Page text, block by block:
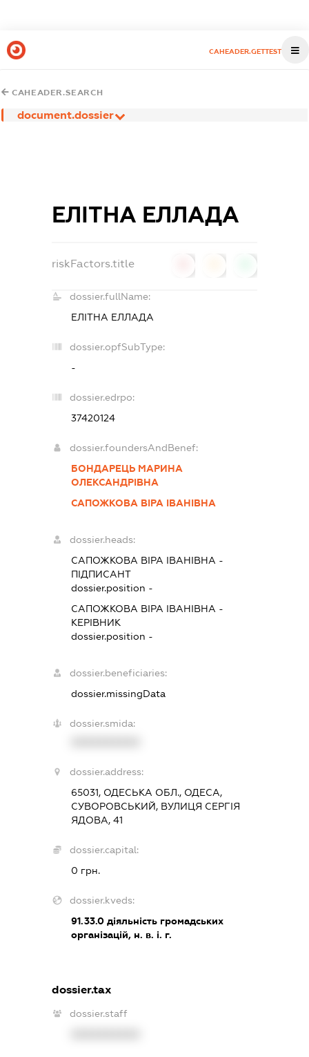
CAHEADER.GETTEST
CAHEADER.SEARCH
document.dossier
ЕЛІТНА ЕЛЛАДА
riskFactors.title
dossier.fullName:
ЕЛІТНА ЕЛЛАДА
dossier.opfSubType:
-
dossier.edrpo:
37420124
dossier.foundersAndBenef:
БОНДАРЕЦЬ МАРИНА
ОЛЕКСАНДРІВНА
САПОЖКОВА ВІРА ІВАНІВНА
dossier.heads:
САПОЖКОВА ВІРА ІВАНІВНА -
ПІДПИСАНТ
dossier.position -
САПОЖКОВА ВІРА ІВАНІВНА -
КЕРІВНИК
dossier.position -
dossier.beneficiaries:
dossier.missingData
dossier.smida:
dossier.address:
65031, ОДЕСЬКА ОБЛ., ОДЕСА,
СУВОРОВСЬКИЙ, ВУЛИЦЯ СЕРГІЯ
ЯДОВА, 41
dossier.capital:
0 грн.
dossier.kveds:
91.33.0 діяльність громадських
організацій, н. в. і. г.
dossier.tax
dossier.staff